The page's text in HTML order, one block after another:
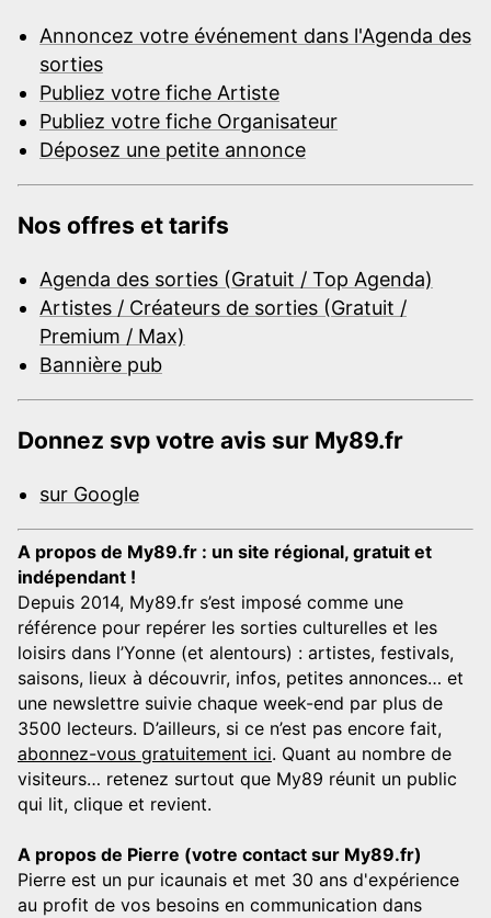
Annoncez votre événement dans l'Agenda des
sorties
Publiez votre fiche Artiste
Publiez votre fiche Organisateur
Déposez une petite annonce
Nos offres et tarifs
Agenda des sorties (Gratuit / Top Agenda)
Artistes / Créateurs de sorties (Gratuit /
Premium / Max)
Bannière pub
Donnez svp votre avis sur My89.fr
sur Google
A propos de My89.fr : un site régional, gratuit et
indépendant !
Depuis 2014, My89.fr s’est imposé comme une
référence pour repérer les sorties culturelles et les
loisirs dans l’Yonne (et alentours) : artistes, festivals,
saisons, lieux à découvrir, infos, petites annonces… et
une newslettre suivie chaque week-end par plus de
3500 lecteurs. D’ailleurs, si ce n’est pas encore fait,
abonnez-vous gratuitement ici. Quant au nombre de
visiteurs… retenez surtout que My89 réunit un public
qui lit, clique et revient.
A propos de Pierre (votre contact sur My89.fr)
Pierre est un pur icaunais et met 30 ans d'expérience
au profit de vos besoins en communication dans